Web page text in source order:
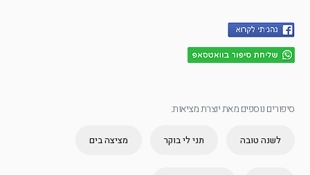
סיפורים נוספים מאת יוצרת מציאות:
לשנה טובה תני לי בוקר מציצה בים